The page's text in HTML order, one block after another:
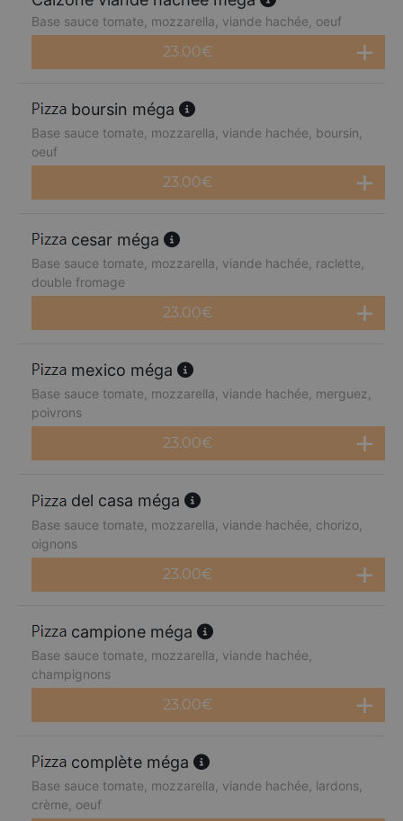
Base sauce tomate, mozzarella, viande hachée, oeuf
23.00€
boursin méga
Base sauce tomate, mozzarella, viande hachée, boursin,
oeuf
23.00€
cesar méga
Base sauce tomate, mozzarella, viande hachée, raclette,
double fromage
23.00€
mexico méga
Base sauce tomate, mozzarella, viande hachée, merguez,
poivrons
23.00€
del casa méga
Base sauce tomate, mozzarella, viande hachée, chorizo,
oignons
23.00€
campione méga
Base sauce tomate, mozzarella, viande hachée,
champignons
23.00€
complète méga
Base sauce tomate, mozzarella, viande hachée, lardons,
crème, oeuf